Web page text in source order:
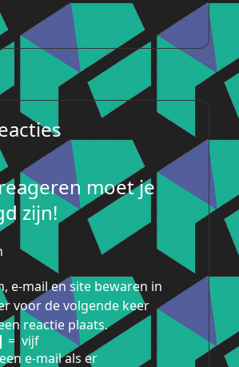
moet je
zijn!
e-mail en site bewaren in
voor de volgende keer
reactie plaats.
= vijf
e-mail als er